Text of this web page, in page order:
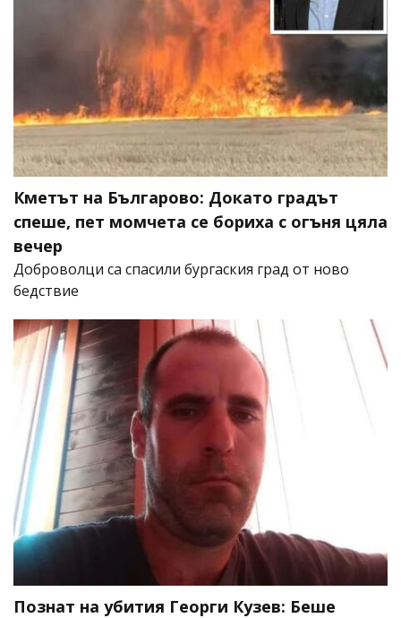
Кметът на Българово: Докато градът
спеше, пет момчета се бориха с огъня цяла
вечер
Доброволци са спасили бургаския град от ново
бедствие
Познат на убития Георги Кузев: Беше